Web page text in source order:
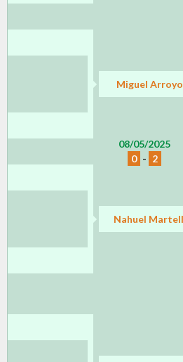
Miguel Arroyo
08/05/2025
0 - 2
Nahuel